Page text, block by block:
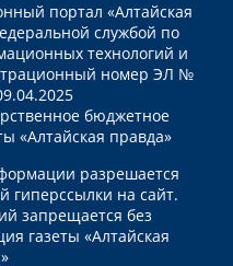
портал «Алтайская
службой по
технологий и
номер ЭЛ №
бюджетное
«Алтайская правда»
разрешается
гиперссылки на сайт.
запрещается без
газеты «Алтайская